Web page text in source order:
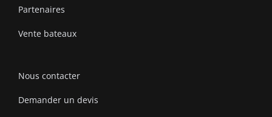
Partenaires
Vente bateaux
Nous contacter
Demander un devis